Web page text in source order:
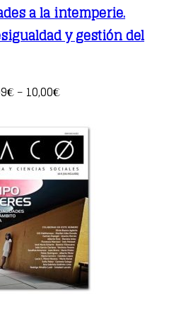
a la intemperie.
y gestión del
€ – 10,00€